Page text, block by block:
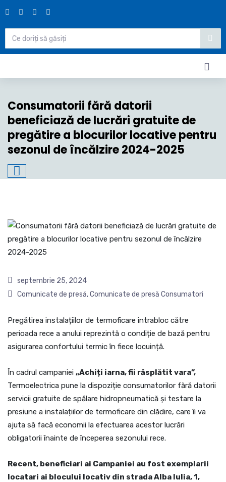
Consumatorii fără datorii
beneficiază de lucrări gratuite de
pregătire a blocurilor locative pentru
sezonul de încălzire 2024-2025
septembrie 25, 2024
Comunicate de presă,Comunicate de presă Consumatori
Pregătirea instalațiilor de termoficare intrabloc către
perioada rece a anului reprezintă o condiție de bază pentru
asigurarea confortului termic în fiece locuință.
În cadrul campaniei „Achiți iarna, fii răsplătit vara”,
Termoelectrica pune la dispoziție consumatorilor fără datorii
servicii gratuite de spălare hidropneumatică și testare la
presiune a instalațiilor de termoficare din clădire, care îi va
ajuta să facă economii la efectuarea acestor lucrări
obligatorii înainte de începerea sezonului rece.
Recent, beneficiari ai Campaniei au fost exemplarii
locatari ai blocului locativ din strada Alba Iulia, 1,